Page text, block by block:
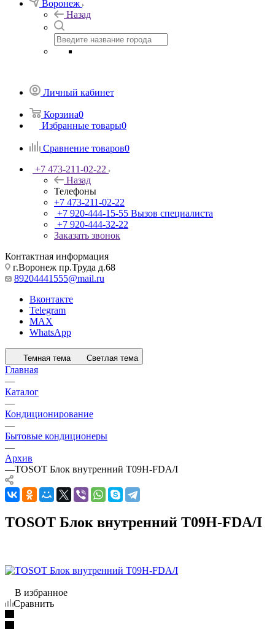
Воронеж
Назад
Личный кабинет
Корзина0
Избранные товары0
Сравнение товаров0
+7 473-211-02-22
Назад
Телефоны
+7 473-211-02-22
+7 920-444-15-55 Вызов специалиста
+7 920-444-32-22
Заказать звонок
Контактная информация
г.Воронеж пр.Труда д.68
89204441555@mail.ru
Вконтакте
Telegram
MAX
WhatsApp
Темная тема Светлая тема
Главная
—
Каталог
—
Кондиционирование
—
Бытовые кондиционеры
—
Архив
—TOSOT Блок внутренний T09H-FDA/I
TOSOT Блок внутренний T09H-FDA/I
В избранное
Сравнить